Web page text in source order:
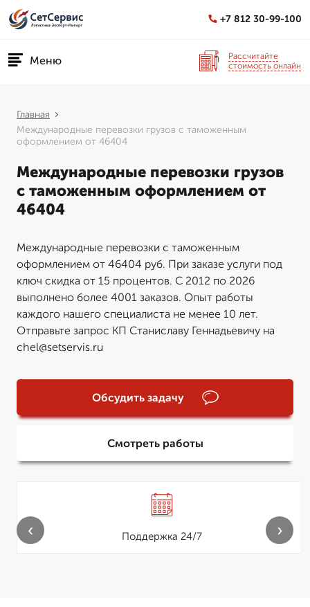
+7 812 30-99-100
Меню
Рассчитайте
стоимость онлайн
Главная
Международные перевозки грузов с таможенным
оформлением от 46404
Международные перевозки грузов
с таможенным оформлением от
46404
Международные перевозки с таможенным
оформлением от 46404 руб. При заказе услуги под
ключ скидка от 15 процентов. С 2012 по 2026
выполнено более 4001 заказов. Опыт работы
каждого нашего специалиста не менее 10 лет.
Отправьте запрос КП Станиславу Геннадьевичу на
chel@setservis.ru
Обсудить задачу
Смотреть работы
Поддержка 24/7
‹ ›